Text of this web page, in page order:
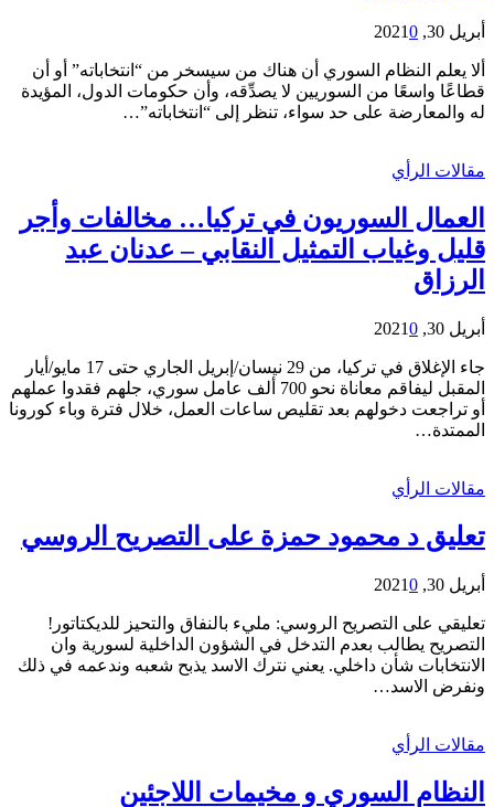
أبريل 30, 2021 0
ألا يعلم النظام السوري أن هناك من سيسخر من “انتخاباته” أو أن
قطاعًا واسعًا من السوريين لا يصدِّقه، وأن حكومات الدول، المؤيدة
له والمعارضة على حد سواء، تنظر إلى “انتخاباته”…
مقالات الرأي
العمال السوريون في تركيا… مخالفات وأجر
قليل وغياب التمثيل النقابي – عدنان عبد
الرزاق
أبريل 30, 2021 0
جاء الإغلاق في تركيا، من 29 نيسان/إبريل الجاري حتى 17 مايو/أيار
المقبل ليفاقم معاناة نحو 700 ألف عامل سوري، جلهم فقدوا عملهم
أو تراجعت دخولهم بعد تقليص ساعات العمل، خلال فترة وباء كورونا
الممتدة…
مقالات الرأي
تعليق د محمود حمزة على التصريح الروسي
أبريل 30, 2021 0
تعليقي على التصريح الروسي: مليء بالنفاق والتحيز للديكتاتور!
التصريح يطالب بعدم التدخل في الشؤون الداخلية لسورية وان
الانتخابات شأن داخلي. يعني نترك الاسد يذبح شعبه وندعمه في ذلك
ونفرض الاسد…
مقالات الرأي
النظام السوري و مخيمات اللاجئين